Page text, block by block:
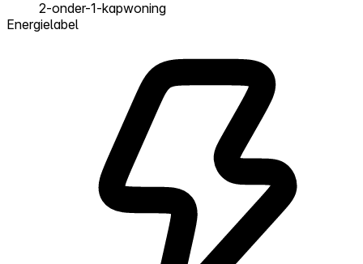
2-onder-1-kapwoning
Energielabel